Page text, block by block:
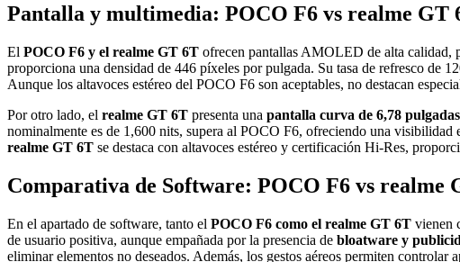
Pantalla y multimedia: POCO F6 vs realme GT
El POCO F6 y el realme GT 6T ofrecen pantallas AMOLED de alta calidad,
proporciona una densidad de 446 píxeles por pulgada. Su tasa de refresco de
Aunque los altavoces estéreo del POCO F6 son aceptables, no destacan
Por otro lado, el realme GT 6T presenta una pantalla curva de 6,78 pulgadas
nominalmente es de 1,600 nits, supera al POCO F6, ofreciendo una
realme GT 6T se destaca con altavoces estéreo y certificación Hi-Res,
Comparativa de Software: POCO F6 vs realme
En el apartado de software, tanto el POCO F6 como el realme GT 6T vienen
de usuario positiva, aunque empañada por la presencia de bloatware y
eliminar elementos no deseados. Además, los gestos aéreos permiten